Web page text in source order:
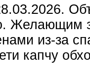
Желающим
из-за
капчу